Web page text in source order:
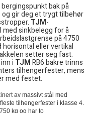
bak på
gir deg et trygt tilbehør
TJM-
sinkbelegg for å
på 4750
eller vertikal
setter seg fast.
i TJMRB6 bakre trinns
tilhengerfester, mens
med festet.
av massivt stål med
tilhengerfester i klasse 4.
kg og har to